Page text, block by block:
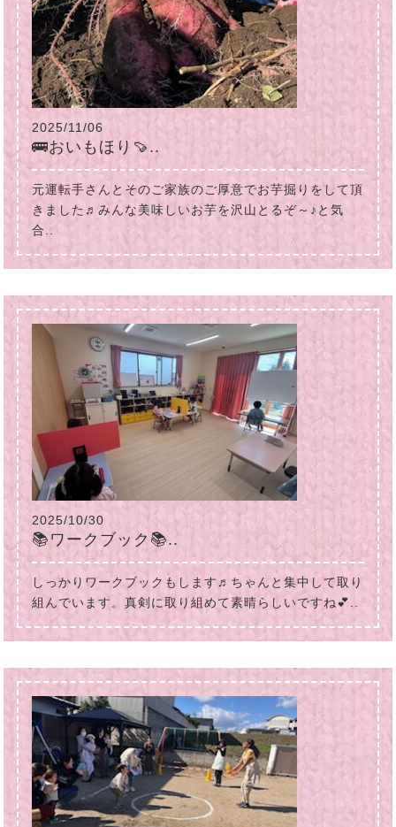
2025/11/06
🚌おいもほり🍠..
元運転手さんとそのご家族のご厚意でお芋掘りをして頂
きました♬みんな美味しいお芋を沢山とるぞ～♪と気
合..
2025/10/30
📚ワークブック📚..
しっかりワークブックもします♬ちゃんと集中して取り
組んでいます。真剣に取り組めて素晴らしいですね💕..